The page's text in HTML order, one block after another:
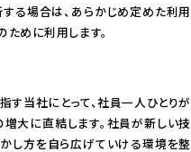
る場合は、あらかじめ定めた利用
めに利用します。
当社にとって、社員一人ひとりが
大に直結します。社員が新しい技
し方を自ら広げていける環境を整